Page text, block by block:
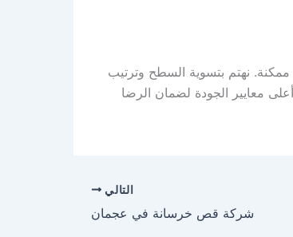
نهتم بتسوية السطح وترتيب
معايير الجودة لضمان الرضا
التالي
شركة قص خرسانة في عجمان